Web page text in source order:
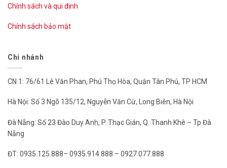
Chính sách và qui định
Chính sách bảo mật
Chi nhánh
CN 1: 76/61 Lê Văn Phan, Phú Thọ Hòa, Quận Tân Phú, TP HCM
Hà Nội: Số 3 Ngõ 135/12, Nguyễn Văn Cừ, Long Biên, Hà Nội
Đà Nẵng: Số 23 Đào Duy Anh, P. Thạc Gián, Q. Thanh Khê – Tp Đà
Nẵng
ĐT: 0935.125.888– 0935.914.888 – 0927.077.888